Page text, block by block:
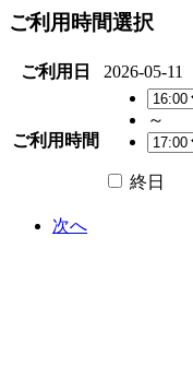
ご利用時間選択
ご利用日 2026-05-11
ご利用時間
～
終日
次へ